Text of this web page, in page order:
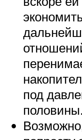
под
половины.